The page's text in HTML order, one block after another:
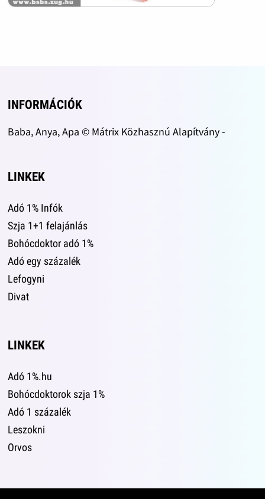
INFORMÁCIÓK
Baba, Anya, Apa © Mátrix Közhasznú Alapítvány -
LINKEK
Adó 1% Infók
Szja 1+1 felajánlás
Bohócdoktor adó 1%
Adó egy százalék
Lefogyni
Divat
LINKEK
Adó 1%.hu
Bohócdoktorok szja 1%
Adó 1 százalék
Leszokni
Orvos